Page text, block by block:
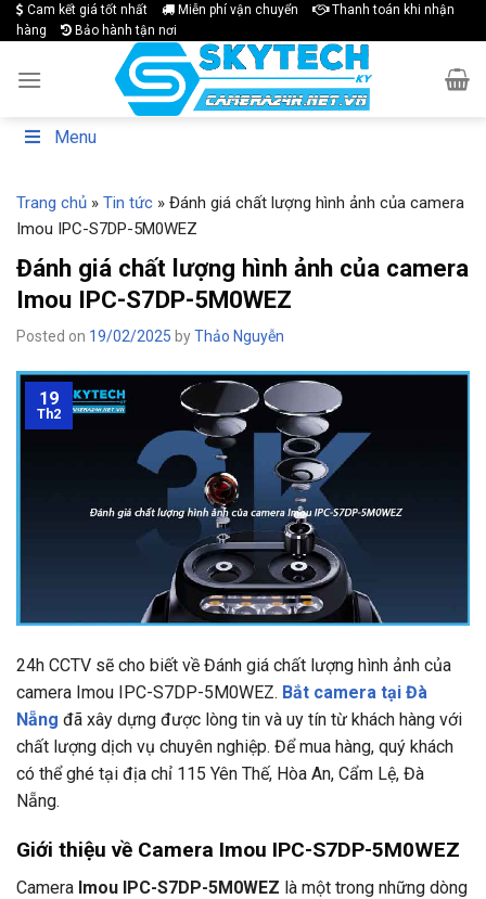
Skip
to
Cam kết giá tốt nhất Miễn phí vận chuyển
Thanh toán khi nhận
hàng
Bảo hành tận nơi
Menu
Trang chủ » Tin tức » Đánh giá chất lượng hình ảnh của camera
Imou IPC-S7DP-5M0WEZ
Đánh giá chất lượng hình ảnh của camera
Imou IPC-S7DP-5M0WEZ
Posted on 19/02/2025 byThảo Nguyễn
19
Th2
24h CCTV sẽ cho biết về Đánh giá chất lượng hình ảnh của
camera Imou IPC-S7DP-5M0WEZ. Bắt camera tại Đà
Nẵng đã xây dựng được lòng tin và uy tín từ khách hàng với
chất lượng dịch vụ chuyên nghiệp. Để mua hàng, quý khách
có thể ghé tại địa chỉ 115 Yên Thế, Hòa An, Cẩm Lệ, Đà
Nẵng.
Giới thiệu về Camera Imou IPC-S7DP-5M0WEZ
Camera Imou IPC-S7DP-5M0WEZ là một trong những dòng